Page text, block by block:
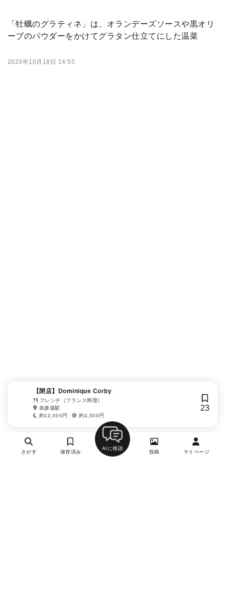
「牡蠣のグラティネ」は、オランデーズソースや黒オリ
ーブのパウダーをかけてグラタン仕立てにした温菜
2023年10月18日 14:55
【閉店】Dominique Corby
フレンチ（フランス料理）
表参道駅
約12,000円
約4,500円
23
さがす 保存済み
AIに相談
投稿 マイページ